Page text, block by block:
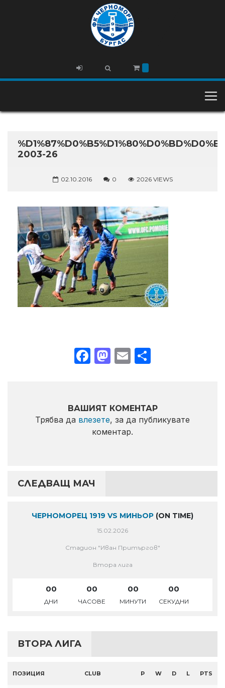
2003-26
02.10.2016 0 2026 VIEWS
Facebook
Mastodon
Email
ВАШИЯТ КОМЕНТАР
Трябва да влезете, за да публикувате
коментар.
СЛЕДВАЩ МАЧ
ЧЕРНОМОРЕЦ 1919 VS МИНЬОР (ON TIME)
15.02.2026
Стадион "Иван Притъргов"
Втора лига
00
ДНИ
00
ЧАСОВЕ
00
МИНУТИ
00
СЕКУДНИ
ВТОРА ЛИГА
ПОЗИЦИЯ CLUB P W D L PTS